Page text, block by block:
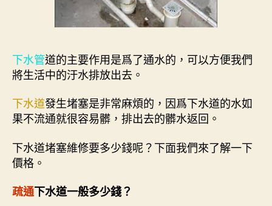
下水管道的主要作用是爲了通水的，可以方便我們
將生活中的汙水排放出去。
下水道發生堵塞是非常麻煩的，因爲下水道的水如
果不流通就很容易髒，排出去的髒水返回。
下水道堵塞維修要多少錢呢？下面我們來了解一下
價格。
疏通下水道一般多少錢？